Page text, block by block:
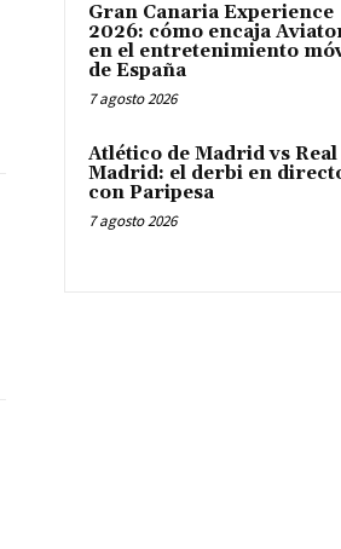
Gran Canaria Experience
2026: cómo encaja
en el entretenimiento
de España
7 agosto 2026
Atlético de Madrid vs Real
Madrid: el derbi en
con Paripesa
7 agosto 2026